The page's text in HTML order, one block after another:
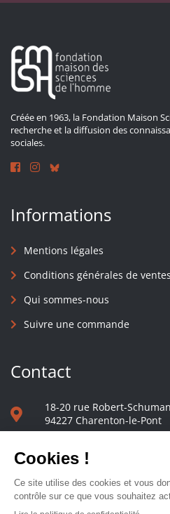
Créée en 1963, la Fondation Maison
recherche et la diffusion des
sociales.
Informations
Mentions légales
Conditions générales de ventes
Qui sommes-nous
Suivre une commande
Contact
18-20 rue Robert-Schuman
94227 Charenton-le-Pont